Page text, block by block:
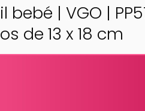
| VGO |
de 13 x 18 cm